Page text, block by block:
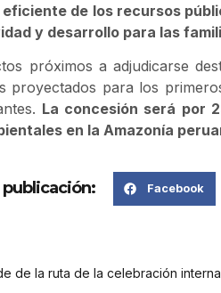
de los recursos
y desarrollo para las
próximos a adjudicarse
proyectados para los
La concesión será por
en la Amazonía
Facebook